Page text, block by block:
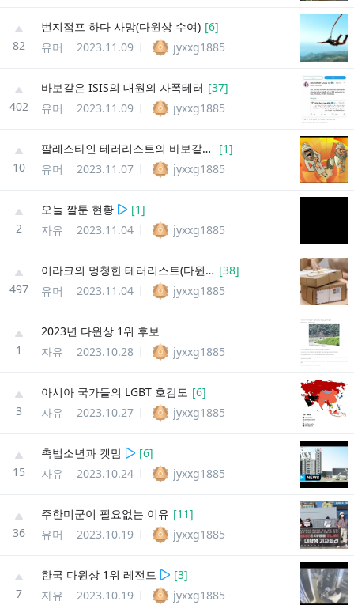
82
번지점프 하다 사망(다윈상 수여) [6]
유머
2023.11.09 jyxxg1885
402
바보같은 ISIS의 대원의 자폭테러 [37]
유머
2023.11.09 jyxxg1885
10
팔레스타인 테러리스트의 바보같은 죽음 (서머타임) [1]
유머
2023.11.07 jyxxg1885
2
오늘 짤툰 현황 [1]
자유
2023.11.04 jyxxg1885
497
이라크의 멍청한 테러리스트(다윈상 1위) [38]
유머
2023.11.04 jyxxg1885
1
2023년 다윈상 1위 후보
자유
2023.10.28 jyxxg1885
3
아시아 국가들의 LGBT 호감도 [6]
자유
2023.10.27 jyxxg1885
15
촉법소년과 캣맘 [6]
자유
2023.10.24 jyxxg1885
36
주한미군이 필요없는 이유 [11]
유머
2023.10.19 jyxxg1885
7
한국 다윈상 1위 레전드 [3]
자유
2023.10.19 jyxxg1885